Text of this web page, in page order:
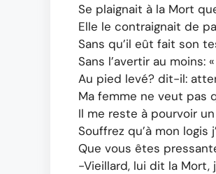
Se plaignait à la Mort
Elle le contraignait de
Sans qu’il eût fait son
Sans l’avertir au moins:
Au pied levé? dit-il:
Ma femme ne veut pas
Il me reste à pourvoir
Souffrez qu’à mon logis
Que vous êtes
-Vieillard, lui dit la Mort,